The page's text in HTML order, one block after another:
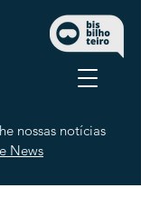
nossas notícias
News